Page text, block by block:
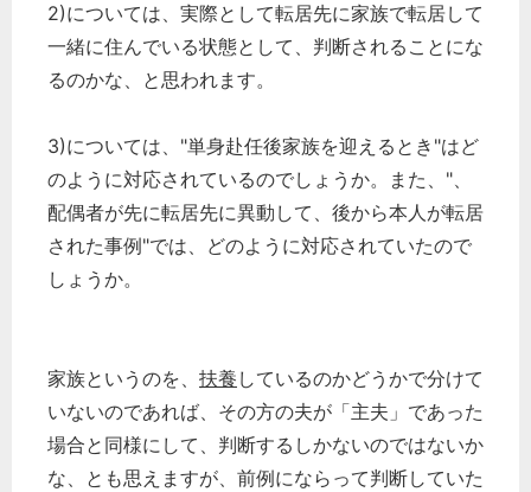
2)については、実際として転居先に家族で転居して
一緒に住んでいる状態として、判断されることにな
るのかな、と思われます。
3)については、"単身赴任後家族を迎えるとき"はど
のように対応されているのでしょうか。また、"、
配偶者が先に転居先に異動して、後から本人が転居
された事例"では、どのように対応されていたので
しょうか。
家族というのを、 扶養 しているのかどうかで分けて
いないのであれば、その方の夫が「主夫」であった
場合と同様にして、判断するしかないのではないか
な、とも思えますが、前例にならって判断していた